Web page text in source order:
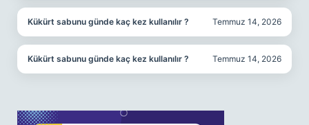
Kükürt sabunu günde kaç kez kullanılır ? Temmuz 14, 2026
Kükürt sabunu günde kaç kez kullanılır ? Temmuz 14, 2026